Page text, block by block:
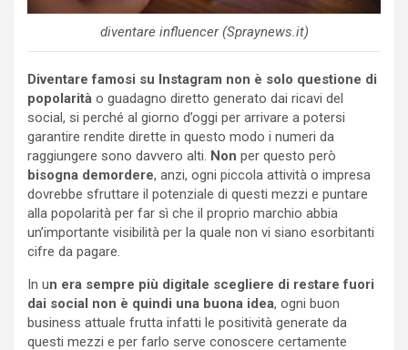
diventare influencer (Spraynews.it)
Diventare famosi su Instagram non è solo questione di
popolarità o guadagno diretto generato dai ricavi del
social, si perché al giorno d’oggi per arrivare a potersi
garantire rendite dirette in questo modo i numeri da
raggiungere sono davvero alti. Non per questo però
bisogna demordere, anzi, ogni piccola attività o impresa
dovrebbe sfruttare il potenziale di questi mezzi e puntare
alla popolarità per far sì che il proprio marchio abbia
un’importante visibilità per la quale non vi siano esorbitanti
cifre da pagare.
In un era sempre più digitale scegliere di restare fuori
dai social non è quindi una buona idea, ogni buon
business attuale frutta infatti le positività generate da
questi mezzi e per farlo serve conoscere certamente